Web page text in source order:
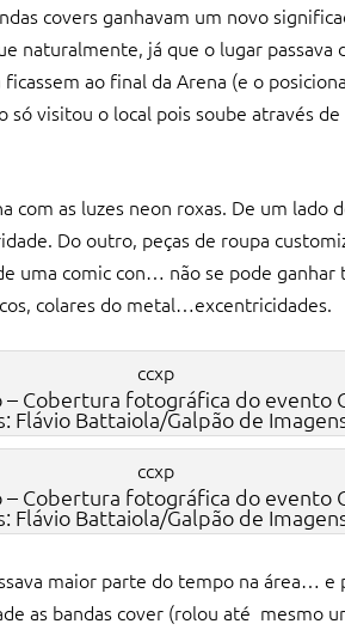
covers ganhavam um novo
naturalmente, já que o lugar
ao final da Arena (e o
visitou o local pois soube através
com as luzes neon roxas. De um lado
Do outro, peças de roupa
uma comic con… não se pode
colares do metal…excentricidades.
– Cobertura fotográfica do evento
Flávio Battaiola/Galpão de
– Cobertura fotográfica do evento
Flávio Battaiola/Galpão de
maior parte do tempo na área…
as bandas cover (rolou até mesmo